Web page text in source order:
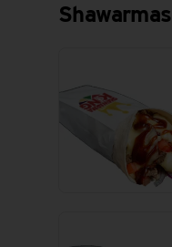
Shawarmas